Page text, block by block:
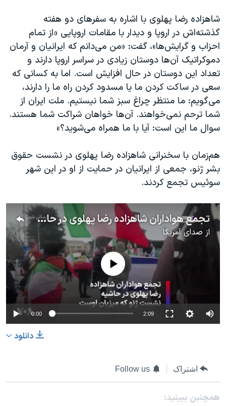
شاهزاده رضا پهلوی با اشاره به سفرهای دو هفته
گذشته‌اش در اروپا و دیدار با مقامات اروپایی «از تمام
احزاب و گرایش‌ها»، گفت: «من می‌دانم که ایرانیان و آرمان
دموکراتیک آن‌ها دوستان زیادی در سراسر اروپا دارند و
تعداد این دوستان در حال افزایش است. اما به کسانی که
سعی در ساکت کردن ما یا مسدود کردن راه ما را دارند،
می‌گویم: ما منتظر چراغ سبز شما نیستیم. ملت ایران از
شما ترحم نمی‌خواهند. آن‌ها خواهان شراکت شما هستند.
سوال ما این است: آیا با ما همراه می​‌شوید؟»
هم‌زمان با سخنرانی شاهزاده رضا پهلوی در نشست حقوق
بشر ژنو، جمعی از ایرانیان در حمایت از او در این شهر
سوئیس تجمع کردند.
تجمع هواداران شاهزاده رضا پهلوی در حاشیه نشست ژنو که میزبان اوست
از صدای آمریکا
No media source currently available
0:00 2:09
480p
720p
1080p
دانلود
اشتراک Follow us
همچنبن ببینید: